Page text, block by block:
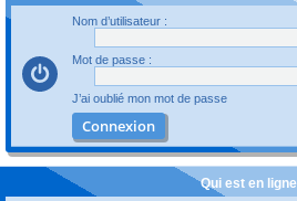
Nom d’utilisateur :
Mot de passe :
J’ai oublié mon mot de passe
Qui est en ligne